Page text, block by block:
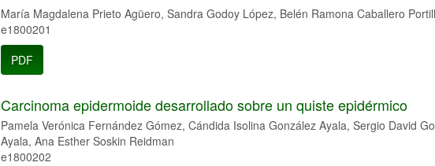
María Magdalena Prieto Agüero, Sandra Godoy López, Belén Ramona Caballero
e1800201
PDF
Carcinoma epidermoide desarrollado sobre un quiste epidérmico
Pamela Verónica Fernández Gómez, Cándida Isolina González Ayala, Sergio David
Ayala, Ana Esther Soskin Reidman
e1800202